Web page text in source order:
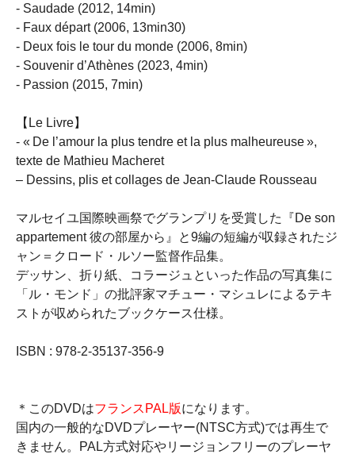
- Saudade (2012, 14min)
- Faux départ (2006, 13min30)
- Deux fois le tour du monde (2006, 8min)
- Souvenir d’Athènes (2023, 4min)
- Passion (2015, 7min)
【Le Livre】
- « De l’amour la plus tendre et la plus malheureuse »,
texte de Mathieu Macheret
– Dessins, plis et collages de Jean-Claude Rousseau
マルセイユ国際映画祭でグランプリを受賞した『De son
appartement 彼の部屋から』と9編の短編が収録されたジ
ャン＝クロード・ルソー監督作品集。
デッサン、折り紙、コラージュといった作品の写真集に
「ル・モンド」の批評家マチュー・マシュレによるテキ
ストが収められたブックケース仕様。
ISBN : 978-2-35137-356-9
＊このDVDはフランスPAL版になります。
国内の一般的なDVDプレーヤー(NTSC方式)では再生で
きません。PAL方式対応やリージョンフリーのプレーヤ